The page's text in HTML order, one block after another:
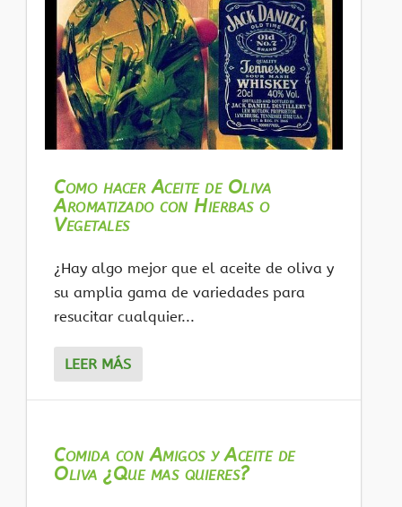
Como hacer Aceite de Oliva
Aromatizado con Hierbas o
Vegetales
¿Hay algo mejor que el aceite de oliva y
su amplia gama de variedades para
resucitar cualquier...
LEER MÁS
Comida con Amigos y Aceite de
Oliva ¿Que mas quieres?